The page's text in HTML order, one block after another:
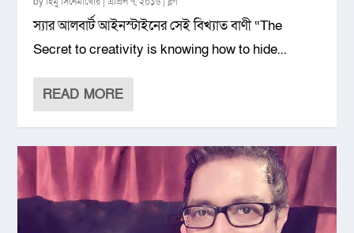
স্যার আলবার্ট আইনস্টাইনের সেই বিখ্যাত বাণী “The
Secret to creativity is knowing how to hide...
READ MORE